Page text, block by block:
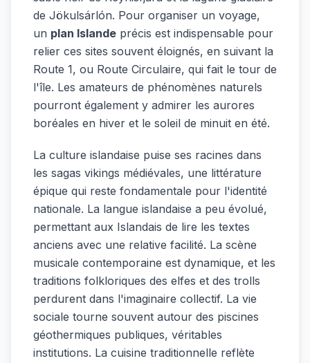
de Jökulsárlón. Pour organiser un voyage,
un plan Islande précis est indispensable pour
relier ces sites souvent éloignés, en suivant la
Route 1, ou Route Circulaire, qui fait le tour de
l'île. Les amateurs de phénomènes naturels
pourront également y admirer les aurores
boréales en hiver et le soleil de minuit en été.
La culture islandaise puise ses racines dans
les sagas vikings médiévales, une littérature
épique qui reste fondamentale pour l'identité
nationale. La langue islandaise a peu évolué,
permettant aux Islandais de lire les textes
anciens avec une relative facilité. La scène
musicale contemporaine est dynamique, et les
traditions folkloriques des elfes et des trolls
perdurent dans l'imaginaire collectif. La vie
sociale tourne souvent autour des piscines
géothermiques publiques, véritables
institutions. La cuisine traditionnelle reflète